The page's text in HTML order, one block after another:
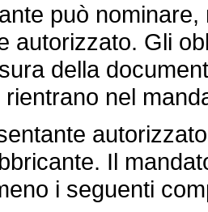
può nominare,
autorizzato. Gli
della
nel
Il
i seguenti